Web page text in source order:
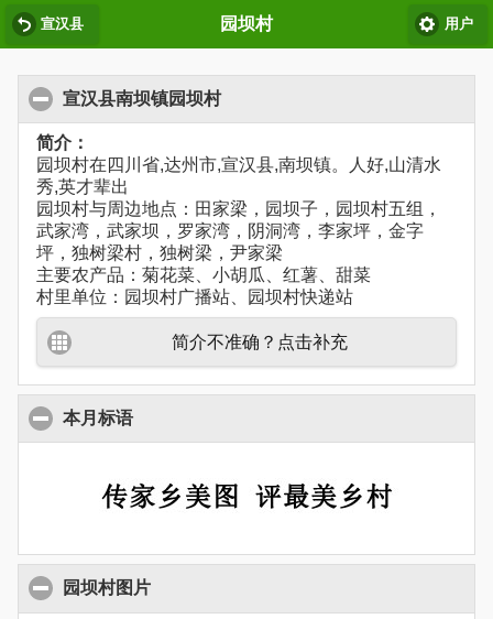
宣汉县 园坝村 用户
宣汉县南坝镇园坝村
简介：
园坝村在四川省,达州市,宣汉县,南坝镇。人好,山清水
秀,英才辈出
园坝村与周边地点：田家梁，园坝子，园坝村五组，
武家湾，武家坝，罗家湾，阴洞湾，李家坪，金字
坪，独树梁村，独树梁，尹家梁
主要农产品：菊花菜、小胡瓜、红薯、甜菜
村里单位：园坝村广播站、园坝村快递站
简介不准确？点击补充
本月标语
园坝村图片